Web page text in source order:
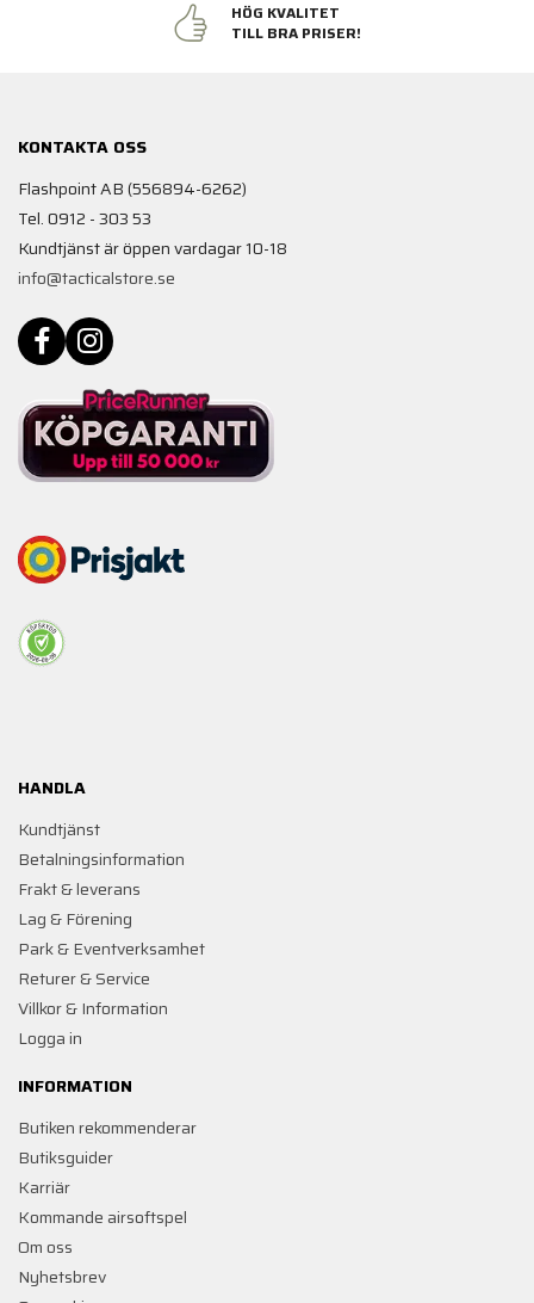
HÖG KVALITET
TILL BRA PRISER!
KONTAKTA OSS
Flashpoint AB (556894-6262)
Tel. 0912 - 303 53
Kundtjänst är öppen vardagar 10-18
info@tacticalstore.se
HANDLA
Kundtjänst
Betalningsinformation
Frakt & leverans
Lag & Förening
Park & Eventverksamhet
Returer & Service
Villkor & Information
Logga in
INFORMATION
Butiken rekommenderar
Butiksguider
Karriär
Kommande airsoftspel
Om oss
Nyhetsbrev